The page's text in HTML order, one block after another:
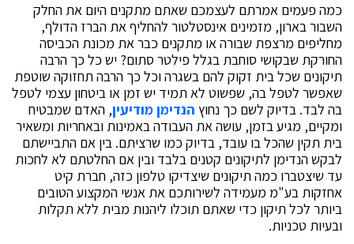
כמה פעמים אמרתם לעצמכם שאתם מתקנים היום את החלק
השבור בארון, מזמינים אינסטלטור להחליף את הברז הדולף,
מחליפים מרצפת שבורה או מתקנים כבר את מכונת הכביסה
החורקת שבקושי סוחבת בגלל פילטר סתום? יש כל כך הרבה
תיקונים שכל בית זקוק להם בשגרה וכל כך הרבה תחזוקה שוטפת
שאפשר לטפל בה, שפשוט לא תמיד יש זמן או ביטחון עצמי לטפל
בה לבד. בדיוק לשם כך נחוץ הנדימן מודיעין, האדם שמבטיח
ומקיים, מגיע בזמן, עושה את העבודה באמינות ובאחריות ומשאיר
בית תקין שהכל בו עובד, בדיוק כמו שרציתם. בין אם התביישתם
לבקש הנדימן לתיקונים קטנים בלבד ובין אם החלטתם לא לחכות
עד שיצטברו כמה תיקונים שיצדיקו טלפון כזה, חברת קיט
אחזקות בע"מ מעמידה לשירותכם את אנשי המקצוע הטובים
ביותר לכל תיקון כדי שאתם תוכלו ליהנות מבית ללא תקלות
ובעיות טכניות.